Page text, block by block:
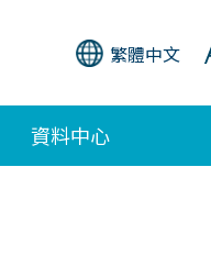
繁體中文
資料中心